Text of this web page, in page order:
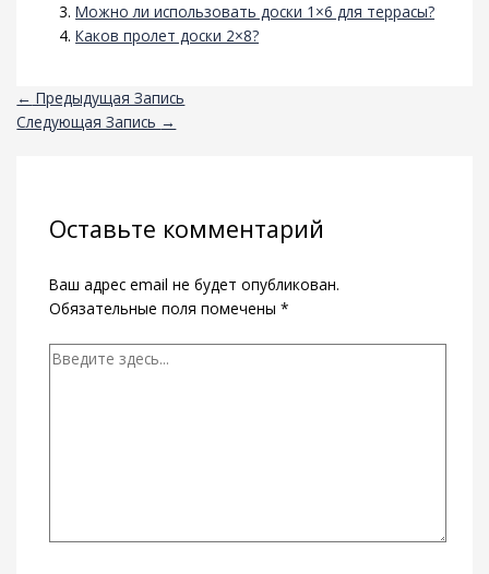
Можно ли использовать доски 1×6 для террасы?
Каков пролет доски 2×8?
← Предыдущая Запись
Следующая Запись →
Оставьте комментарий
Ваш адрес email не будет опубликован.
Обязательные поля помечены *
Введите